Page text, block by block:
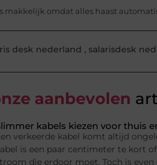
makkelijk omdat alles haast
desk nederland , salarisdesk
aanbevolen
kabels kiezen voor thuis
verkeerde kabel komt altijd
is een paar centimeter te kort
die erdoor moet. Toch is even